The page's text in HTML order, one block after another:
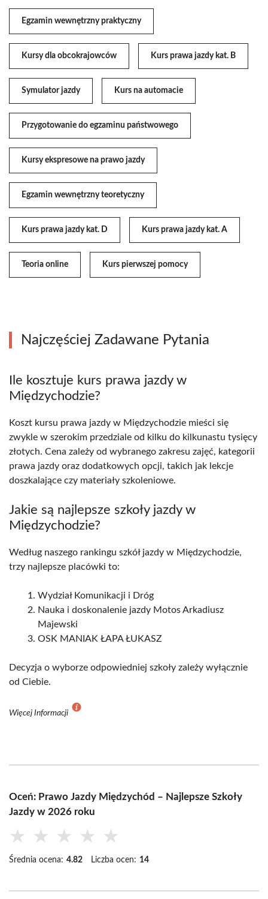
Egzamin wewnętrzny praktyczny
Kursy dla obcokrajowców Kurs prawa jazdy kat. B
Symulator jazdy Kurs na automacie
Przygotowanie do egzaminu państwowego
Kursy ekspresowe na prawo jazdy
Egzamin wewnętrzny teoretyczny
Kurs prawa jazdy kat. D Kurs prawa jazdy kat. A
Teoria online Kurs pierwszej pomocy
Najczęściej Zadawane Pytania
Ile kosztuje kurs prawa jazdy w
Międzychodzie?
Koszt kursu prawa jazdy w Międzychodzie mieści się
zwykle w szerokim przedziale od kilku do kilkunastu tysięcy
złotych. Cena zależy od wybranego zakresu zajęć, kategorii
prawa jazdy oraz dodatkowych opcji, takich jak lekcje
doszkalające czy materiały szkoleniowe.
Jakie są najlepsze szkoły jazdy w
Międzychodzie?
Według naszego rankingu szkół jazdy w Międzychodzie,
trzy najlepsze placówki to:
Wydział Komunikacji i Dróg
Nauka i doskonalenie jazdy Motos Arkadiusz
Majewski
OSK MANIAK ŁAPA ŁUKASZ
Decyzja o wyborze odpowiedniej szkoły zależy wyłącznie
od Ciebie.
Więcej Informacji
Oceń: Prawo Jazdy Międzychód – Najlepsze Szkoły
Jazdy w 2026 roku
★ ★ ★ ★ ★
Średnia ocena: 4.82 Liczba ocen: 14